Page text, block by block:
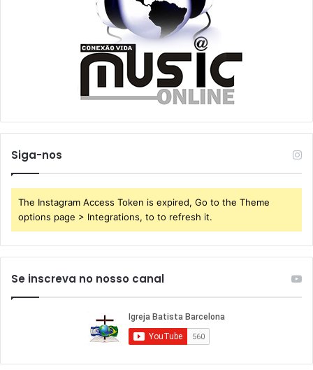
Siga-nos
The Instagram Access Token is expired, Go to the Theme
options page > Integrations, to to refresh it.
Se inscreva no nosso canal